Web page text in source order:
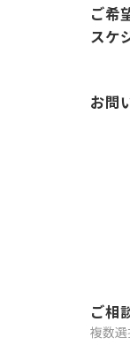
ご希
スケ
お問
ご相
複数